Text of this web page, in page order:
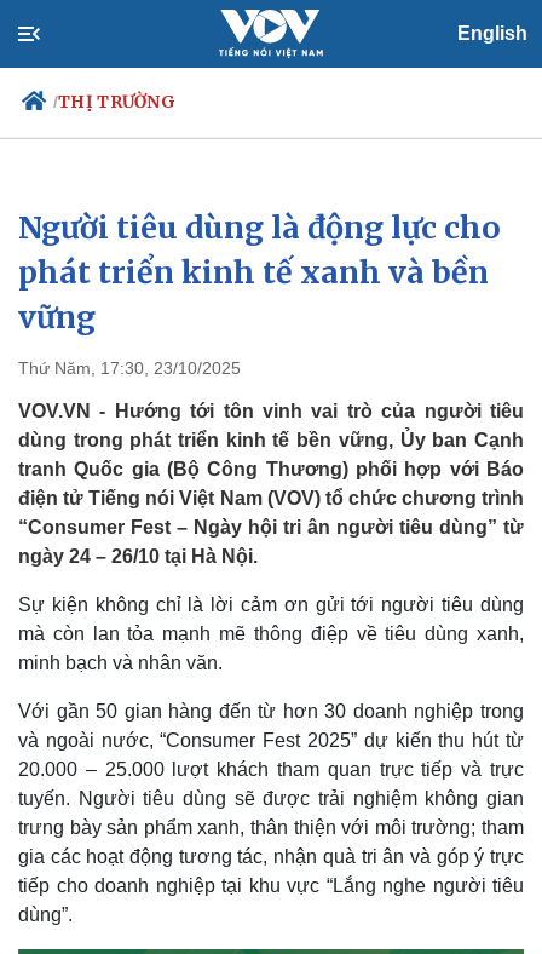
English
/THỊ TRƯỜNG
Chính trị
Đảng
Tổ chức nhân sự
Quốc hội
Nhận diện sự thật
Xã hội
Tin 24h
Dự báo thời tiết
Người tiêu dùng là động lực cho
phát triển kinh tế xanh và bền
vững
Thứ Năm, 17:30, 23/10/2025
VOV.VN - Hướng tới tôn vinh vai trò của người tiêu
dùng trong phát triển kinh tế bền vững, Ủy ban Cạnh
tranh Quốc gia (Bộ Công Thương) phối hợp với Báo
điện tử Tiếng nói Việt Nam (VOV) tổ chức chương trình
“Consumer Fest – Ngày hội tri ân người tiêu dùng” từ
ngày 24 – 26/10 tại Hà Nội.
Sự kiện không chỉ là lời cảm ơn gửi tới người tiêu dùng
mà còn lan tỏa mạnh mẽ thông điệp về tiêu dùng xanh,
minh bạch và nhân văn.
Với gần 50 gian hàng đến từ hơn 30 doanh nghiệp trong
và ngoài nước, “Consumer Fest 2025” dự kiến thu hút từ
20.000 – 25.000 lượt khách tham quan trực tiếp và trực
tuyến. Người tiêu dùng sẽ được trải nghiệm không gian
trưng bày sản phẩm xanh, thân thiện với môi trường; tham
gia các hoạt động tương tác, nhận quà tri ân và góp ý trực
tiếp cho doanh nghiệp tại khu vực “Lắng nghe người tiêu
dùng”.